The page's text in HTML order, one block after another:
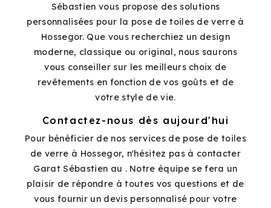
Sébastien vous propose des solutions
personnalisées pour la pose de toiles de verre à
Hossegor. Que vous recherchiez un design
moderne, classique ou original, nous saurons
vous conseiller sur les meilleurs choix de
revêtements en fonction de vos goûts et de
votre style de vie.
Contactez-nous dès aujourd'hui
Pour bénéficier de nos services de pose de toiles
de verre à Hossegor, n'hésitez pas à contacter
Garat Sébastien au . Notre équipe se fera un
plaisir de répondre à toutes vos questions et de
vous fournir un devis personnalisé pour votre